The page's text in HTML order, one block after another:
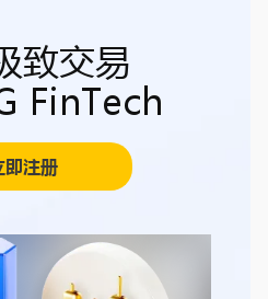
致交易
FinTech
即注册